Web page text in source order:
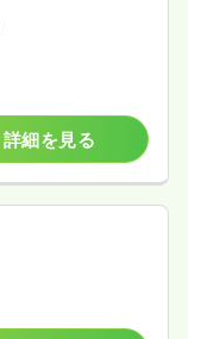
詳細を見る